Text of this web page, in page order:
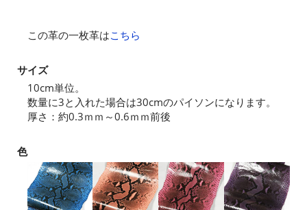
この革の一枚革はこちら
サイズ
10cm単位。
数量に3と入れた場合は30cmのパイソンになります。
厚さ：約0.3ｍｍ～0.6ｍｍ前後
色